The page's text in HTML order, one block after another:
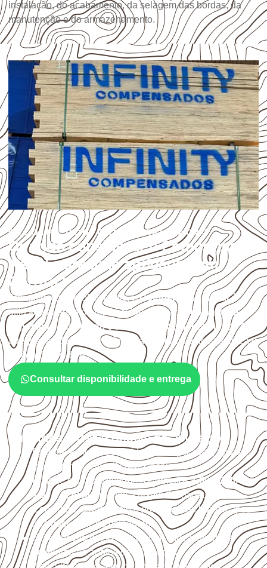
instalação, do acabamento, da selagem das bordas, da
manutenção e do armazenamento.
ESCOLHA CONFORME A APLICAÇÃO
Quando considerar o Compensado
Naval para uma aplicação em
Cerrito?
Em aplicações profissionais, oCompensado Navalé
utilizado quando o projeto exige atenção à colagem, à
exposição à umidade e à estabilidade dimensional . A
adequação deve ser confirmada conforme a ficha técnica e
as condições de uso.
Consultar disponibilidade e entrega
Cuidados antes e depois da aplicação
Escolha a medida considerando aplicação, apoios,
montagem e especificação técnica.
Planeje o corte conforme os formatos1,60 × 2,20 m e
1,60 × 2,50 m, sujeitos à disponibilidade.
Considere acabamento e proteção das bordas após
qualquer corte ou usinagem.
Evite contato direto com o solo, chuva, umidade
acumulada e apoios desnivelados.